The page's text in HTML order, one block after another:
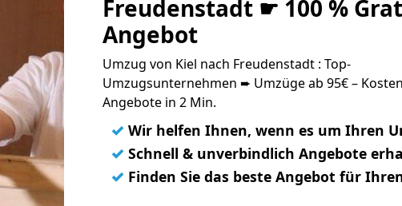
Freudenstadt ☛ 100 %
Angebot
Umzug von Kiel nach Freudenstadt : Top-
Umzugsunternehmen ➨ Umzüge ab 95€ –
Angebote in 2 Min.
✓ Wir helfen Ihnen, wenn es um Ihren
✓ Schnell & unverbindlich Angebote
✓ Finden Sie das beste Angebot für